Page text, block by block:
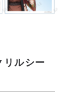
ルシー